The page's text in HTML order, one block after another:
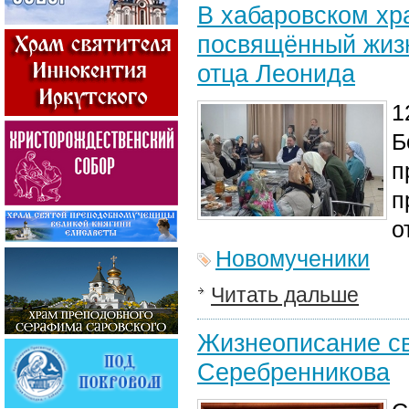
В хабаровском
посвящённый
отца Леонида
Новомученики
Читать дальше
Жизнеописание
Серебренникова